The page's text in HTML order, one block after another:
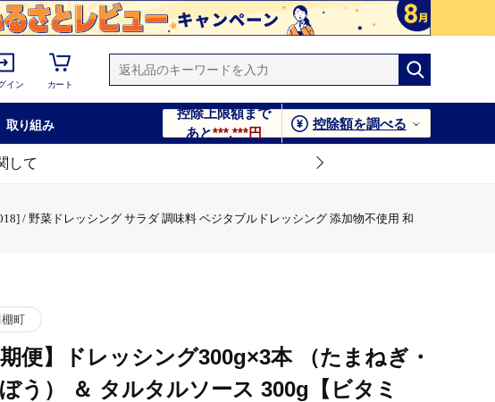
イン カート
取り組み
控除上限額まで
あと***,***円
控除額を調べる
して
/ 野菜ドレッシング サラダ 調味料 ベジタブルドレッシング 添加物不使用 和
棚町
期便】ドレッシング300g×3本 （たまねぎ・
う） ＆ タルタルソース 300g【ビタミ